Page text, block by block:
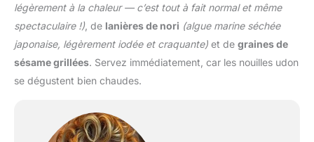
légèrement à la chaleur — c’est tout à fait normal et même
spectaculaire !) , de lanières de nori (algue marine séchée
japonaise, légèrement iodée et craquante) et de graines de
sésame grillées. Servez immédiatement, car les nouilles udon
se dégustent bien chaudes.